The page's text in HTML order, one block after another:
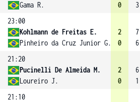
Gama R.
0
3
23:00
Kohlmann de Freitas E.
Pinheiro da Cruz Junior G.
2
0
7
6
21:20
Pucinelli De Almeida M.
Loureiro J.
2
0
6
1
21:10